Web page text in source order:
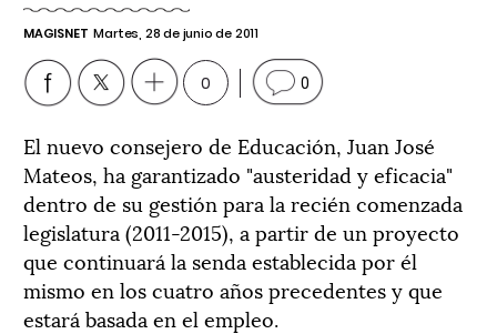
MAGISNET Martes, 28 de junio de 2011
0 0
El nuevo consejero de Educación, Juan José
Mateos, ha garantizado "austeridad y eficacia"
dentro de su gestión para la recién comenzada
legislatura (2011-2015), a partir de un proyecto
que continuará la senda establecida por él
mismo en los cuatro años precedentes y que
estará basada en el empleo.